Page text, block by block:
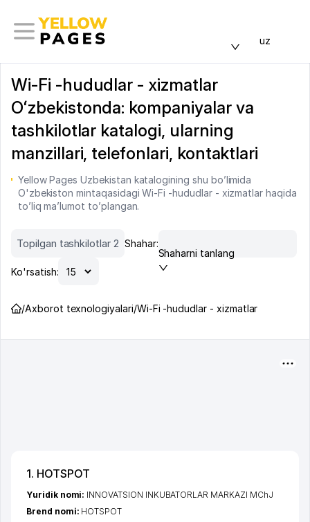
uz
Wi-Fi -hududlar - xizmatlar
Oʻzbekistonda: kompaniyalar va
tashkilotlar katalogi, ularning
manzillari, telefonlari, kontaktlari
Yellow Pages Uzbekistan katalogining shu bo’limida
O'zbekiston mintaqasidagi Wi-Fi -hududlar - xizmatlar haqida
to’liq ma’lumot to’plangan.
Topilgan tashkilotlar 2 Shahar:
Shaharni tanlang
Ko'rsatish:
/Axborot texnologiyalari/Wi-Fi -hududlar - xizmatlar
1. HOTSPOT
Yuridik nomi: INNOVATSION INKUBATORLAR MARKAZI MChJ
Brend nomi: HOTSPOT